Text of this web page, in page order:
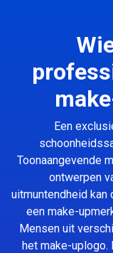
Een
Toonaangevende
ontwerpen
uitmuntendheid kan
een make-
Mensen uit
het make-uplogo.